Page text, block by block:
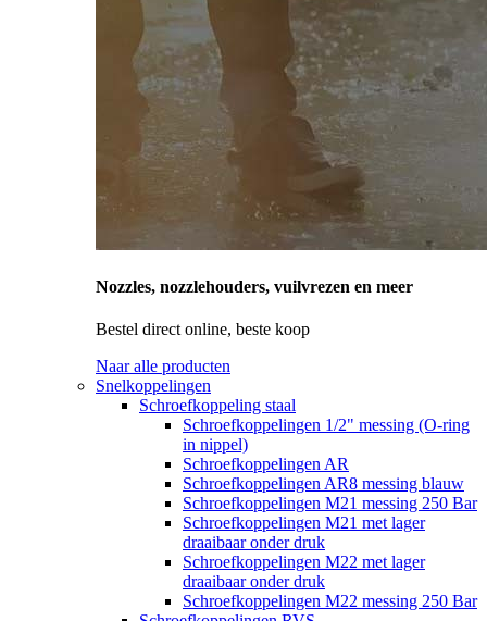
Nozzles, nozzlehouders, vuilvrezen en meer
Bestel direct online, beste koop
Naar alle producten
Snelkoppelingen
Schroefkoppeling staal
Schroefkoppelingen 1/2" messing (O-ring
in nippel)
Schroefkoppelingen AR
Schroefkoppelingen AR8 messing blauw
Schroefkoppelingen M21 messing 250 Bar
Schroefkoppelingen M21 met lager
draaibaar onder druk
Schroefkoppelingen M22 met lager
draaibaar onder druk
Schroefkoppelingen M22 messing 250 Bar